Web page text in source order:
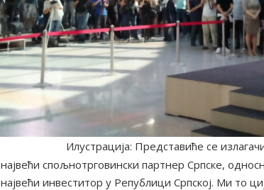
Илустрација: Представиће се
највећи спољнотрговински партнер Српске,
највећи инвеститор у Републици Српској. Ми то